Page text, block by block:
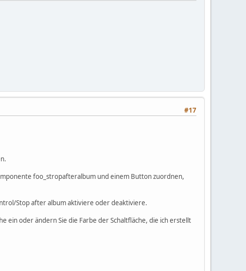
#17
foo_stropafteralbum und einem Button zuordnen,
Stop after album aktiviere oder deaktiviere.
ein oder ändern Sie die Farbe der Schaltfläche, die ich erstellt